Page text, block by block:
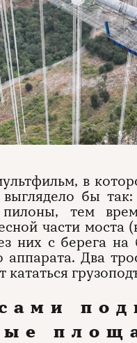
в
бы
пилоны, тем
части моста
них с берега на
аппарата. Два